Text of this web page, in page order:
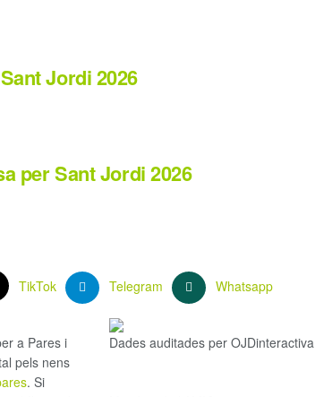
Jordi 2026
per Sant Jordi 2026
TikTok Telegram Whatsapp
a Pares i
pels nens
. Si
Dades auditades per OJDinteractiva